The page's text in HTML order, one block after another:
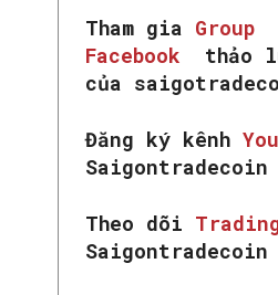
Tham gia Group
Facebook
thảo
của
Đăng ký kênh
Saigontradecoin
Theo dõi
Saigontradecoin